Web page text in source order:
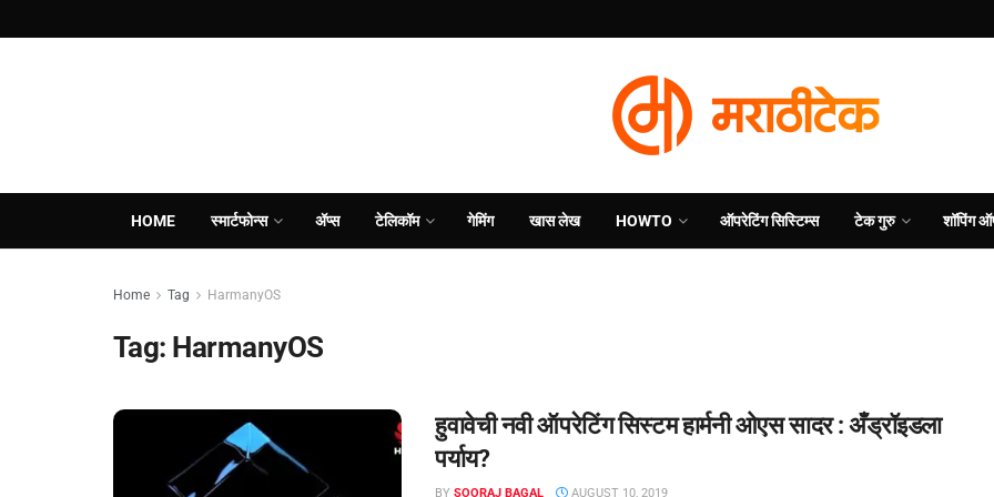
HOME स्मार्टफोन्स ॲप्स टेलिकॉम गेमिंग खास लेख HOWTO ऑपरेटिंग सिस्टिम्स टेक गुरु शॉपिंग
Home Tag HarmanyOS
Tag: HarmanyOS
हुवावेची नवी ऑपरेटिंग सिस्टम हार्मनी ओएस सादर : अँड्रॉइडला
पर्याय?
BY SOORAJ BAGAL AUGUST 10, 2019